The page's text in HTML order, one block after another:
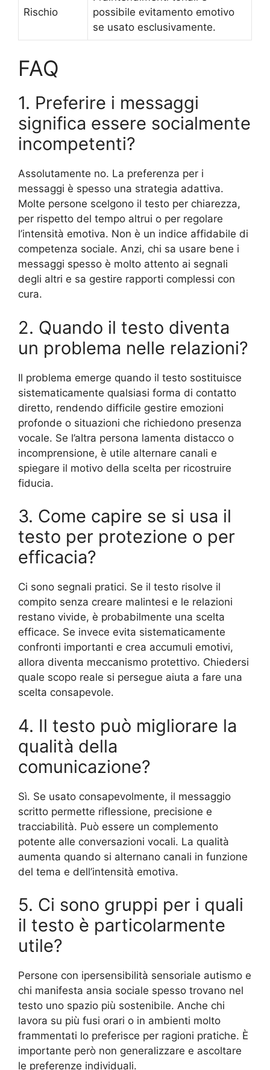
Rischio
possibile evitamento emotivo
se usato esclusivamente.
FAQ
1. Preferire i messaggi
significa essere socialmente
incompetenti?
Assolutamente no. La preferenza per i
messaggi è spesso una strategia adattiva.
Molte persone scelgono il testo per chiarezza,
per rispetto del tempo altrui o per regolare
l’intensità emotiva. Non è un indice affidabile di
competenza sociale. Anzi, chi sa usare bene i
messaggi spesso è molto attento ai segnali
degli altri e sa gestire rapporti complessi con
cura.
2. Quando il testo diventa
un problema nelle relazioni?
Il problema emerge quando il testo sostituisce
sistematicamente qualsiasi forma di contatto
diretto, rendendo difficile gestire emozioni
profonde o situazioni che richiedono presenza
vocale. Se l’altra persona lamenta distacco o
incomprensione, è utile alternare canali e
spiegare il motivo della scelta per ricostruire
fiducia.
3. Come capire se si usa il
testo per protezione o per
efficacia?
Ci sono segnali pratici. Se il testo risolve il
compito senza creare malintesi e le relazioni
restano vivide, è probabilmente una scelta
efficace. Se invece evita sistematicamente
confronti importanti e crea accumuli emotivi,
allora diventa meccanismo protettivo. Chiedersi
quale scopo reale si persegue aiuta a fare una
scelta consapevole.
4. Il testo può migliorare la
qualità della
comunicazione?
Sì. Se usato consapevolmente, il messaggio
scritto permette riflessione, precisione e
tracciabilità. Può essere un complemento
potente alle conversazioni vocali. La qualità
aumenta quando si alternano canali in funzione
del tema e dell’intensità emotiva.
5. Ci sono gruppi per i quali
il testo è particolarmente
utile?
Persone con ipersensibilità sensoriale autismo e
chi manifesta ansia sociale spesso trovano nel
testo uno spazio più sostenibile. Anche chi
lavora su più fusi orari o in ambienti molto
frammentati lo preferisce per ragioni pratiche. È
importante però non generalizzare e ascoltare
le preferenze individuali.